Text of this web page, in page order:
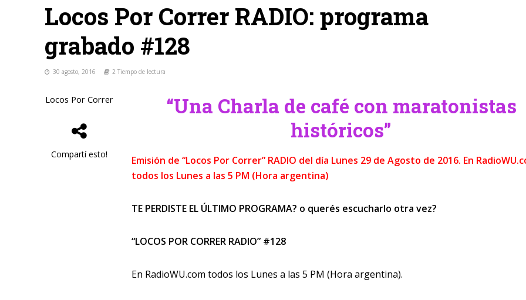
Locos Por Correr RADIO: programa
grabado #128
30 agosto, 2016 2 Tiempo de lectura
Locos Por Correr
Compartí esto!
“Una Charla de café con maratonistas
históricos”
Emisión de “Locos Por Correr” RADIO del día Lunes 29 de Agosto de 2016. En
todos los Lunes a las 5 PM (Hora argentina)
TE PERDISTE EL ÚLTIMO PROGRAMA? o querés escucharlo otra vez?
“LOCOS POR CORRER RADIO” #128
En RadioWU.com todos los Lunes a las 5 PM (Hora argentina).